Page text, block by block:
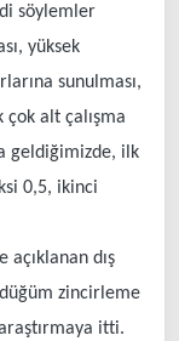
söylemler
yüksek
sunulması,
çok alt çalışma
geldiğimizde, ilk
0,5, ikinci
dış
zincirleme
itti.